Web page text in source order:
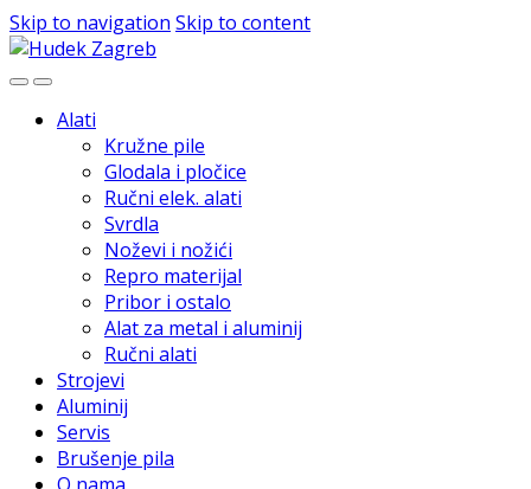
Skip to navigation Skip to content
Alati
Kružne pile
Glodala i pločice
Ručni elek. alati
Svrdla
Noževi i nožići
Repro materijal
Pribor i ostalo
Alat za metal i aluminij
Ručni alati
Strojevi
Aluminij
Servis
Brušenje pila